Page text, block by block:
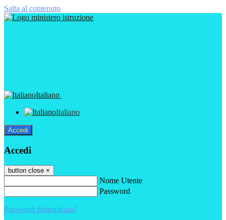
Salta al contenuto
Italiano
Italiano
Accedi
Accedi
button close ×
Nome Utente
Password
Password dimenticata?